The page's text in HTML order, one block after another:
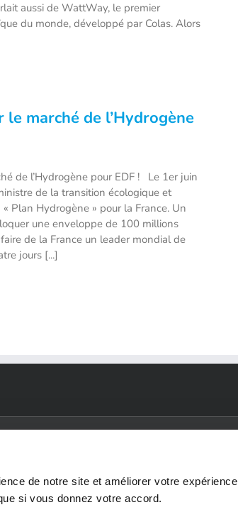
de notre site et améliorer votre expérience
si vous donnez votre accord.
aussi de WattWay, le premier
du monde, développé par Colas. Alors
le marché de l’Hydrogène
de l’Hydrogène pour EDF ! Le 1er juin
de la transition écologique et
Plan Hydrogène » pour la France. Un
une enveloppe de 100 millions
de la France un leader mondial de
jours [...]
ENVIRONNEMENTS